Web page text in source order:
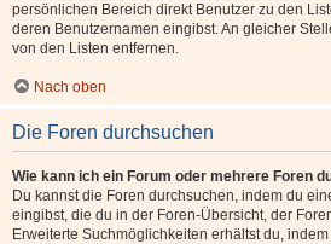
persönlichen Bereich direkt Benutzer zu den
deren Benutzernamen eingibst. An gleicher
von den Listen entfernen.
Nach oben
Die Foren durchsuchen
Wie kann ich ein Forum oder mehrere Foren
Du kannst die Foren durchsuchen, indem du
eingibst, die du in der Foren-Übersicht, der
Erweiterte Suchmöglichkeiten erhältst du,